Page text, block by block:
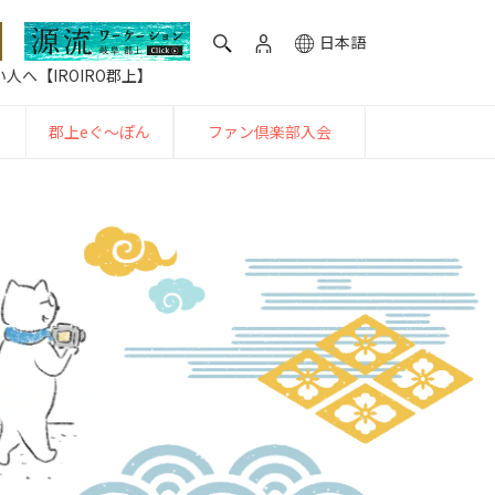
日本語
へ【IROIRO郡上】
郡上eぐ〜ぽん ファン倶楽部入会